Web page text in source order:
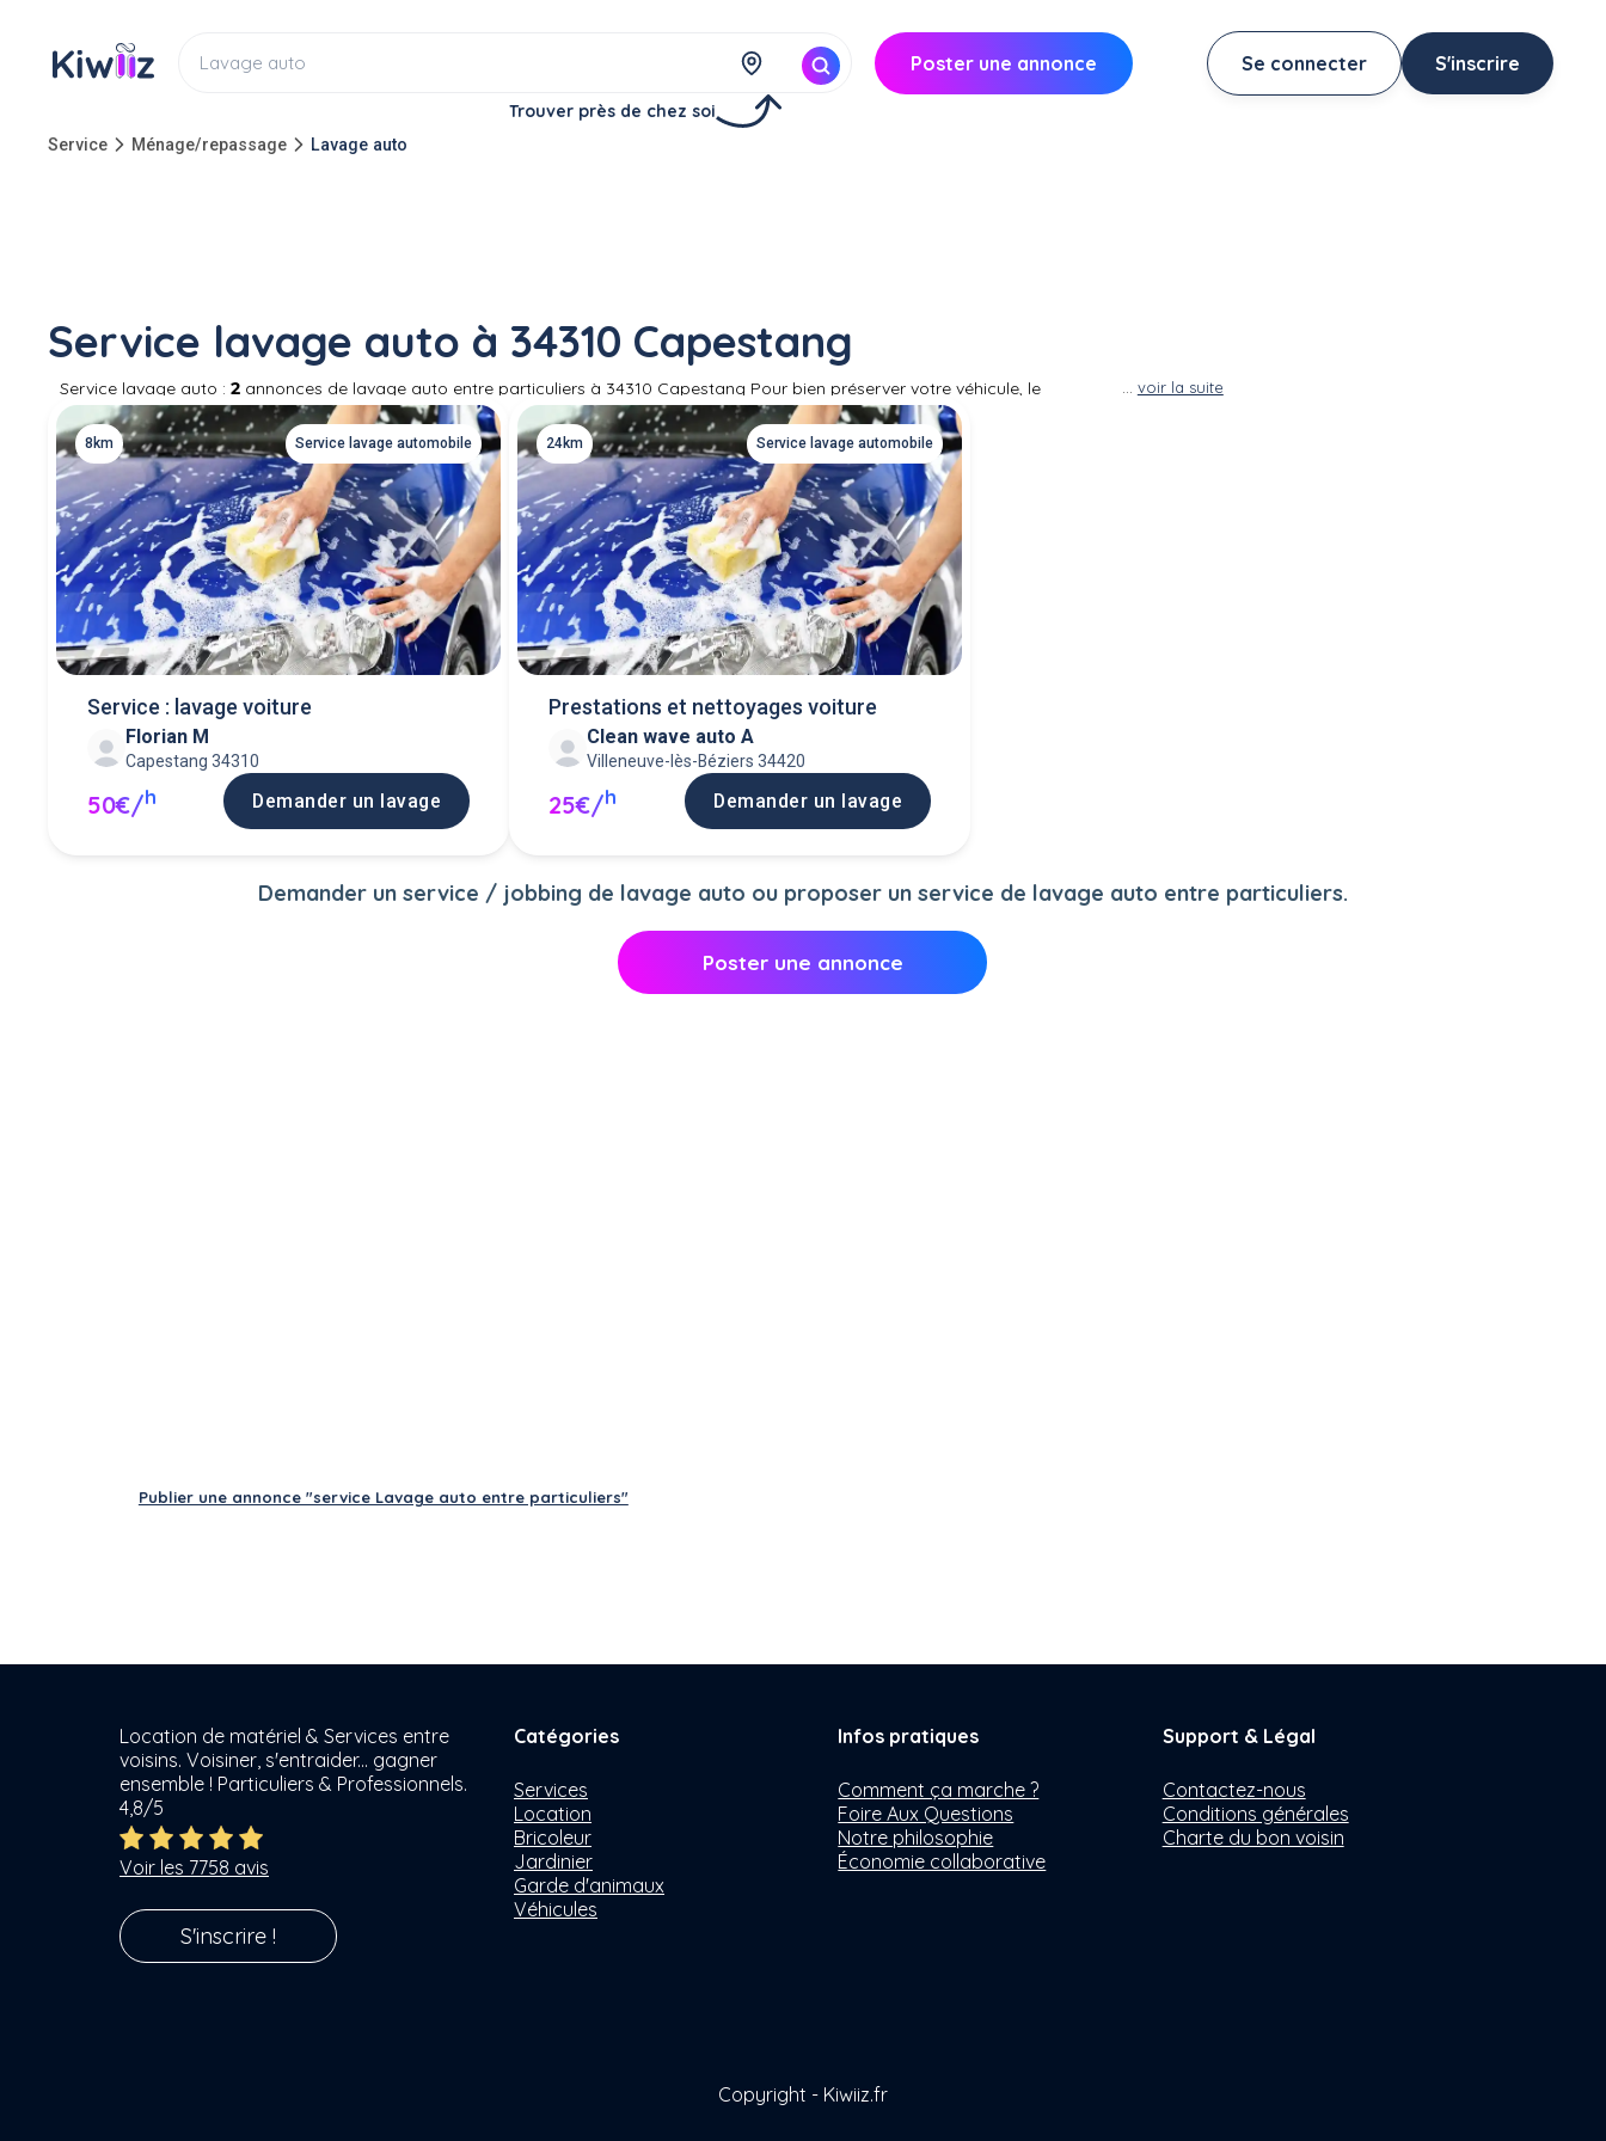
Trouver près de chez soi
Poster une annonce Se connecter S'inscrire
Service Ménage/repassage Lavage auto
Service lavage auto à 34310 Capestang
Service lavage auto : 2 annonces de lavage auto entre particuliers à 34310 Capestang Pour bien préserver votre véhicule, le
nettoyage de votre voiture est aussi important que la révision de voiture. Trouver un particulier pour un lavage automobile à domicile
ou un pro pour un nettoyage de voiture professionnel. Si vous n'avez pas de station de lavage auto à proximité ou pas équipé de
produit de nettoyage voiture ou kit de nettoyage, n'hésitez pas à faire appel à un voisin pour nettoyer votre voiture en profondeur :
nettoyage extérieur, nettoyage de phare, nettoyage intérieur, nettoyage siège, nettoyage cuir et tissus …
voir la suite
8km Service lavage automobile
Service : lavage voiture
Florian M
Capestang 34310
50€/h Demander un lavage
24km Service lavage automobile
Prestations et nettoyages voiture
Clean wave auto A
Villeneuve-lès-Béziers 34420
25€/h Demander un lavage
Demander un service / jobbing de lavage auto ou proposer un service de lavage auto entre particuliers.
Poster une annonce
Publier une annonce "service Lavage auto entre particuliers"
Location de matériel & Services entre
voisins. Voisiner, s'entraider... gagner
ensemble ! Particuliers & Professionnels.
4,8/5
Voir les 7758 avis
S'inscrire !
Catégories
Services
Location
Bricoleur
Jardinier
Garde d'animaux
Véhicules
Infos pratiques
Comment ça marche ?
Foire Aux Questions
Notre philosophie
Économie collaborative
Support & Légal
Contactez-nous
Conditions générales
Charte du bon voisin
Copyright - Kiwiiz.fr